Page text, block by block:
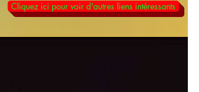
Cliquez ici pour voir d'autres liens intéressants